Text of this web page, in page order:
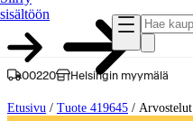
sisältöön
00220 Helsingin myymälä
Etusivu / Tuote 419645 / Arvostelut